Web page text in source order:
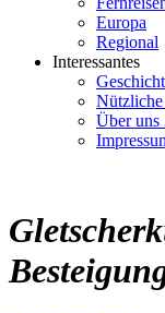
Europa
Regional
Interessantes
Über uns